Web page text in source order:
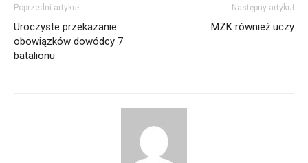
Poprzedni artykuł
Uroczyste przekazanie
obowiązków dowódcy 7
batalionu
Następny artykuł
MZK również uczy